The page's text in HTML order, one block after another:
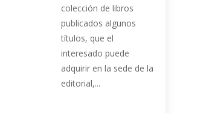
colección de libros
publicados algunos
títulos, que el
interesado puede
adquirir en la sede de la
editorial,...